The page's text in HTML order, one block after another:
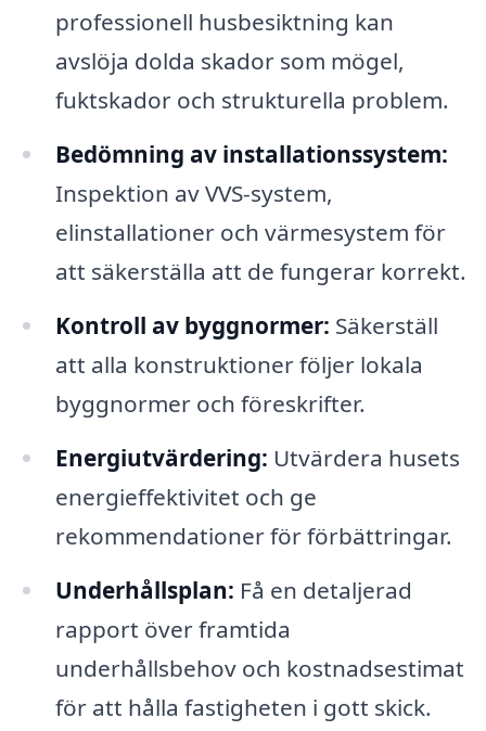
professionell husbesiktning kan
avslöja dolda skador som mögel,
fuktskador och strukturella problem.
Bedömning av installationssystem:
Inspektion av VVS-system,
elinstallationer och värmesystem för
att säkerställa att de fungerar korrekt.
Kontroll av byggnormer: Säkerställ
att alla konstruktioner följer lokala
byggnormer och föreskrifter.
Energiutvärdering: Utvärdera husets
energieffektivitet och ge
rekommendationer för förbättringar.
Underhållsplan: Få en detaljerad
rapport över framtida
underhållsbehov och kostnadsestimat
för att hålla fastigheten i gott skick.